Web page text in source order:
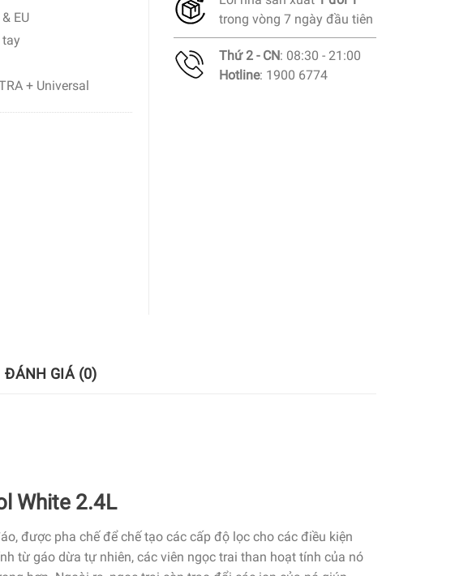
EU
+ Universal
trong vòng 7 ngày đầu tiên
Thứ 2 - CN: 08:30 - 21:00
Hotline: 1900 6774
ĐÁNH GIÁ (0)
White 2.4L
được pha chế để chế tạo các cấp độ lọc cho các điều kiện
từ gáo dừa tự nhiên, các viên ngọc trai than hoạt tính của nó